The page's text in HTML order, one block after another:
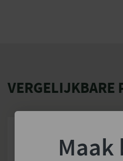
VERGELIJKBARE
Maak